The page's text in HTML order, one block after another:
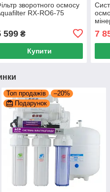
зворотного осмосу
RX-RO6-75
599₴
Купити
7
Топ продажів
–20%
Подарунок